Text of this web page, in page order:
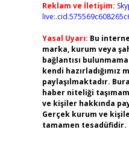
Reklam ve İletişim:
Yasal Uyarı: Bu
marka, kurum veya
bağlantısı
kendi hazırladığımız
paylaşılmaktadır.
haber niteliği
ve kişiler hakkında
Gerçek kurum ve
tamamen tesadüfidir.